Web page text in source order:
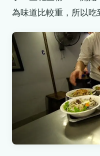
為味道比較重，所以吃